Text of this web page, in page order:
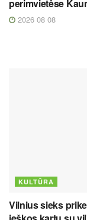
perimvietėse
2026 08 08
KULTŪRA
Vilnius sieks